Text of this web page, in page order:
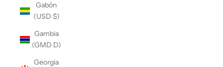
Gabón
(USD $)
Gambia
(GMD D)
Georgia